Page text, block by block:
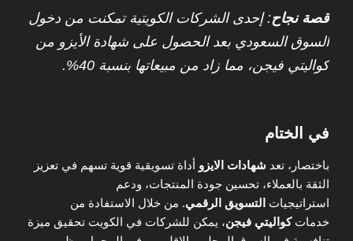
قصة نجاح: إحدى الشركات الكويتية تمكنت من دخول
السوق السعودي بعد الحصول على شهادة الأيزو من
كواليتي فيجن، مما زاد من مبيعاتها بنسبة 40%.
في الختام
باختصار، تعد شهادات الايزو أداة تسويقية قوية تسهم في تعزيز
الثقة بالعملاء، تحسين جودة المنتجات، ودعم
استراتيجيات التسويق الرقمي. من خلال الاستفادة من
خدماتكواليتي فيجن، يمكن للشركات في الكويت تحقيق ميزة